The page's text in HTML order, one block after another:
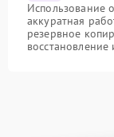
Использование
аккуратная
резервное